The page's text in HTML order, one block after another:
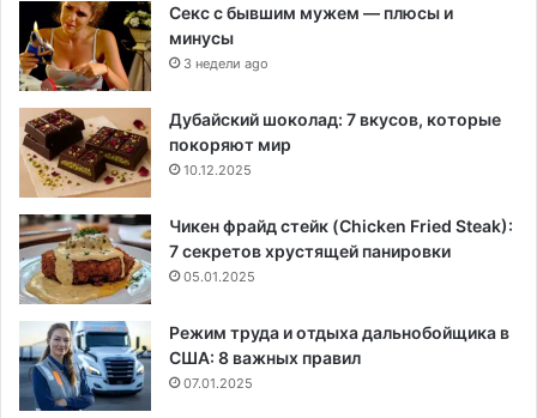
Секс с бывшим мужем — плюсы и
минусы
3 недели ago
Дубайский шоколад: 7 вкусов, которые
покоряют мир
10.12.2025
Чикен фрайд стейк (Chicken Fried Steak):
7 секретов хрустящей панировки
05.01.2025
Режим труда и отдыха дальнобойщика в
США: 8 важных правил
07.01.2025